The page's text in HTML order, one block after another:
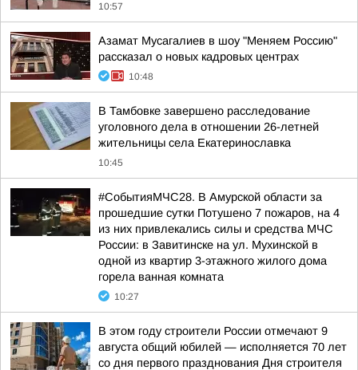
10:57
Азамат Мусагалиев в шоу "Меняем Россию"
рассказал о новых кадровых центрах
10:48
В Тамбовке завершено расследование
уголовного дела в отношении 26-летней
жительницы села Екатеринославка
10:45
#СобытияМЧС28. В Амурской области за
прошедшие сутки Потушено 7 пожаров, на 4
из них привлекались силы и средства МЧС
России: в Завитинске на ул. Мухинской в
одной из квартир 3-этажного жилого дома
горела ванная комната
10:27
В этом году строители России отмечают 9
августа общий юбилей — исполняется 70 лет
со дня первого празднования Дня строителя